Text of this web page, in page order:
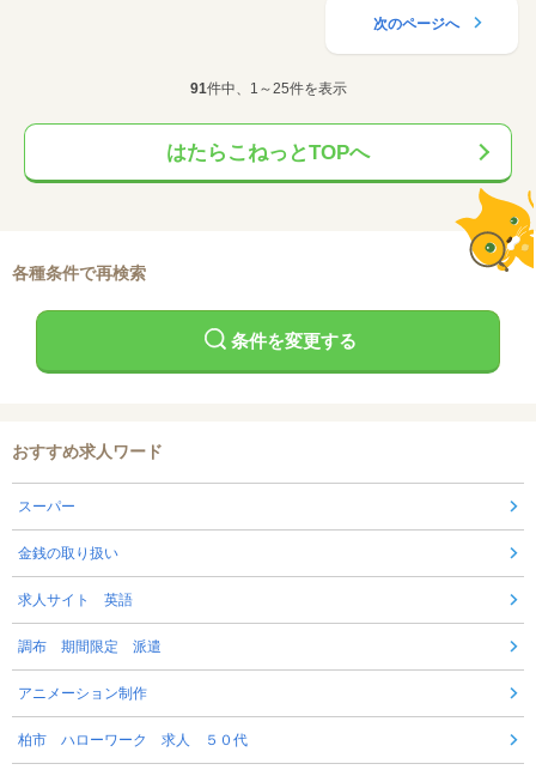
次のページへ
91件中、1～25件を表示
はたらこねっとTOPへ
各種条件で再検索
条件を変更する
おすすめ求人ワード
スーパー
金銭の取り扱い
求人サイト 英語
調布 期間限定 派遣
アニメーション制作
柏市 ハローワーク 求人 ５０代